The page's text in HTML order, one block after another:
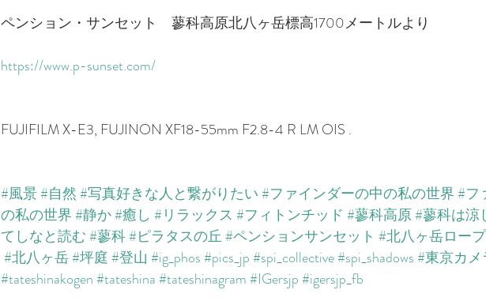
ペンション・サンセット　蓼科高原北八ヶ岳標高1700メートルより
https://www.p-sunset.com/
FUJIFILM X-E3, FUJINON XF18-55mm F2.8-4 R LM OIS .
#風景#自然#写真好きな人と繋がりたい#ファインダーの中の私の世界#フ
の私の世界#静か#癒し #リラックス #フィトンチッド #蓼科高原#蓼科は涼
てしなと読む#蓼科#ピラタスの丘#ペンションサンセット #北八ヶ岳ロー
#北八ヶ岳#坪庭#登山 #ig_phos#pics_jp#spi_collective#spi_shadows#東京カ
#tateshinakogen#tateshina#tateshinagram#IGersjp#igersjp_fb